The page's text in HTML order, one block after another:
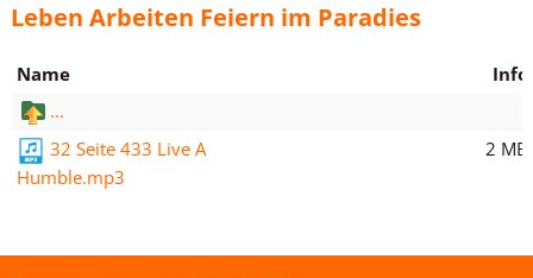
Leben Arbeiten Feiern im Paradies
Name
Info
...
32 Seite 433 Live A
Humble.mp3
2 MB